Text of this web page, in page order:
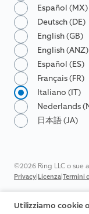
Español (MX)
Deutsch (DE)
English (GB)
English (ANZ)
Español (ES)
Français (FR)
Italiano (IT)
Nederlands
日本語 (JA)
©2026 Ring LLC o sue
Privacy|Licenza|Termini
Utilizziamo cookie